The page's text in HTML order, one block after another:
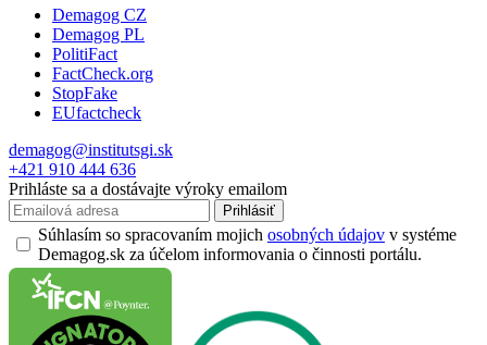
Demagog CZ
Demagog PL
PolitiFact
FactCheck.org
StopFake
EUfactcheck
demagog@institutsgi.sk
+421 910 444 636
Prihláste sa a dostávajte výroky emailom
Prihlásiť
Súhlasím so spracovaním mojich osobných údajov v systéme
Demagog.sk za účelom informovania o činnosti portálu.